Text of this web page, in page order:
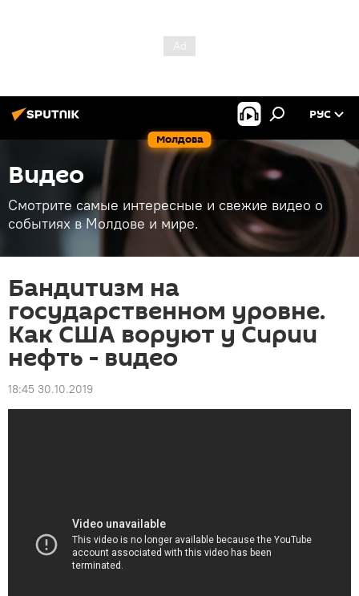
Молдова
РУС
Видео
Смотрите самые интересные и свежие видео о
событиях в Молдове и мире.
Бандитизм на
государственном уровне.
Как США воруют у Сирии
нефть - видео
18:45 30.10.2019